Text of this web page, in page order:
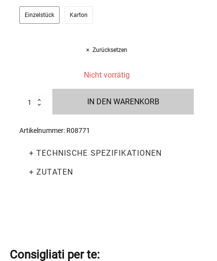
Einzelstück Karton
Zurücksetzen
Nicht vorrätig
Artigianale
1kg
IN DEN WARENKORB
Artikelnummer: R08771
+ TECHNISCHE SPEZIFIKATIONEN
+ ZUTATEN
Consigliati per te: